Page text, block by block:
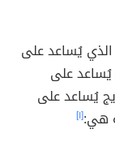
الذي يُساعد على
يُساعد على
يُساعد على
هي:[١]